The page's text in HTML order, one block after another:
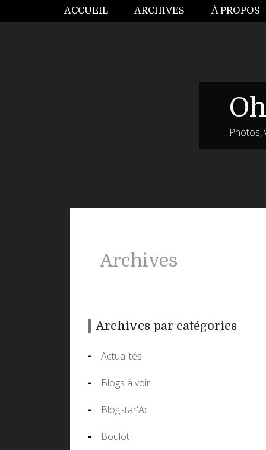
ACCUEIL ARCHIVES À PROPOS
Photos,
Archives
Archives par catégories
Actualités
Blogs à voir
Blogstar'Ac
Boulot